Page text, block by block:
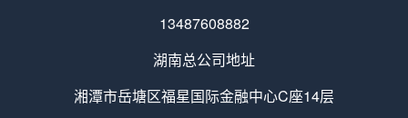
13487608882
湖南总公司地址
湘潭市岳塘区福星国际金融中心C座14层